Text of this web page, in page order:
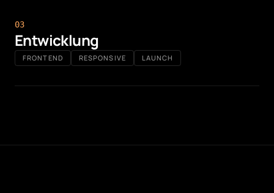
03
Entwicklung
FRONTEND RESPONSIVE LAUNCH